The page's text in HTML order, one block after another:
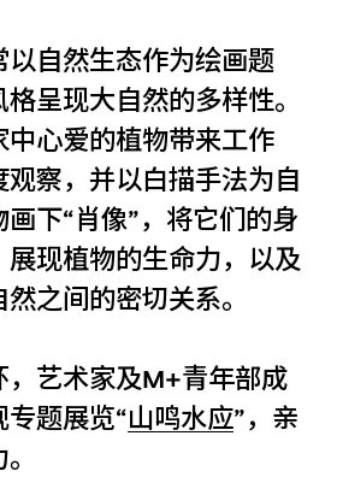
以自然生态作为绘画题
呈现大自然的多样性。
中心爱的植物带来工作
察，并以白描手法为自
下“肖像”，将它们的身
展现植物的生命力，以及
之间的密切关系。
，艺术家及M+青年部成
题展览“山鸣水应”，亲